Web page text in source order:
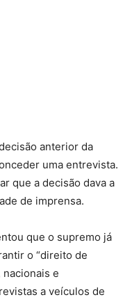
anterior da
uma entrevista.
que a decisão dava a
de imprensa.
que o supremo já
o “direito de
nacionais e
a veículos de